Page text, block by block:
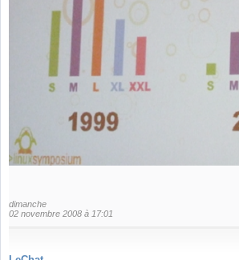
dimanche
02 novembre 2008 à 17:01